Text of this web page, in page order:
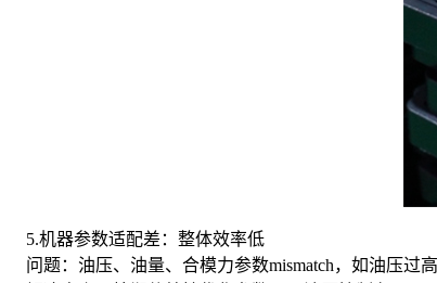
5.机器参数适配差：整体效率低
问题：油压、油量、合模力参数mismatch，如油压过